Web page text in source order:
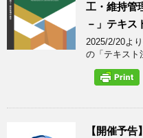
工・維持管
－」テキス
2025/2/20よ
の「テキスト
【開催予